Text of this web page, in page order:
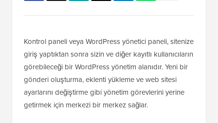
Kontrol paneli veya WordPress yönetici paneli, sitenize
giriş yaptıktan sonra sizin ve diğer kayıtlı kullanıcıların
görebileceği bir WordPress yönetim alanıdır. Yeni bir
gönderi oluşturma, eklenti yükleme ve web sitesi
ayarlarını değiştirme gibi yönetim görevlerini yerine
getirmek için merkezi bir merkez sağlar.